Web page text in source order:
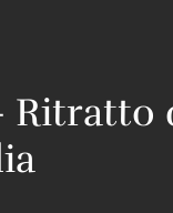
Ritratto